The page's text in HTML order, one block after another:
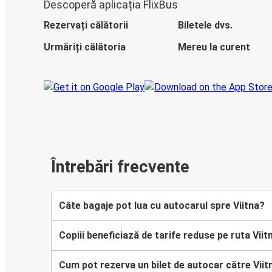
Descoperă aplicația FlixBus
Rezervați călătorii
Biletele dvs.
Urmăriți călătoria
Mereu la curent
Întrebări frecvente
Câte bagaje pot lua cu autocarul spre Viitna?
Copiii beneficiază de tarife reduse pe ruta
Cum pot rezerva un bilet de autocar către